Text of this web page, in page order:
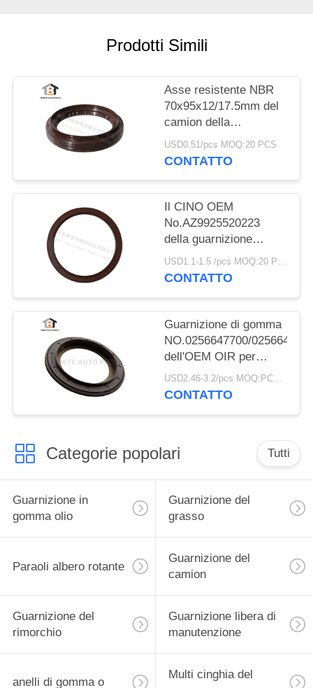
Prodotti Simili
Asse resistente NBR
70x95x12/17.5mm del
camion della
guarnizione del camion
di Dongfeng
USD0.51/pcs MOQ:20 PCS
CONTATTO
Il CINO OEM
No.AZ9925520223
della guarnizione
dell'asse dell'equilibrio
di HOWO gradua
gomma
USD1.1-1.5 /pcs MOQ:20 PCS
CONTATTO
Guarnizione di gomma
NO.0256647700/
dell'OEM OIR per
l'asse 117.5*158*17.8
millimetro di BPW per il
USD2.46-3.2/pcs MOQ:PCS 1000
CONTATTO
Categorie popolari Tutti
Guarnizione in
gomma olio
Guarnizione del
grasso
Paraoli albero rotante
Guarnizione del
camion
Guarnizione del
rimorchio
Guarnizione libera di
manutenzione
anelli di gomma o
Multi cinghia del